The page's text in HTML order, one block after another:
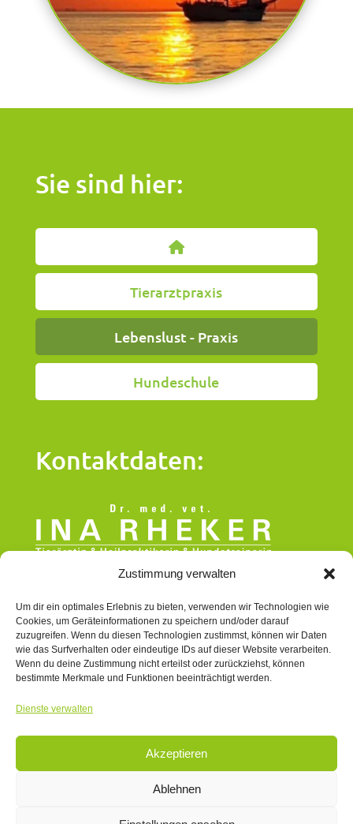
Zustimmung verwalten
Um dir ein optimales Erlebnis zu bieten, verwenden wir Technologien wie
Cookies, um Geräteinformationen zu speichern und/oder darauf
zuzugreifen. Wenn du diesen Technologien zustimmst, können wir Daten
wie das Surfverhalten oder eindeutige IDs auf dieser Website verarbeiten.
Wenn du deine Zustimmung nicht erteilst oder zurückziehst, können
bestimmte Merkmale und Funktionen beeinträchtigt werden.
Dienste verwalten
Akzeptieren
Ablehnen
Sie sind hier:
Tierarztpraxis
Lebenslust - Praxis
Hundeschule
Kontaktdaten:
Dorfstraße 20a, 23948 Goldbeck
Mobil:+49 (0) 1 71 – 1 55 75 23
E-Mail:info@dr-rheker.de
Web:www.dr-rheker.de
© 2026 Dr. med. vet. Ina Rheker | All rights
reserved